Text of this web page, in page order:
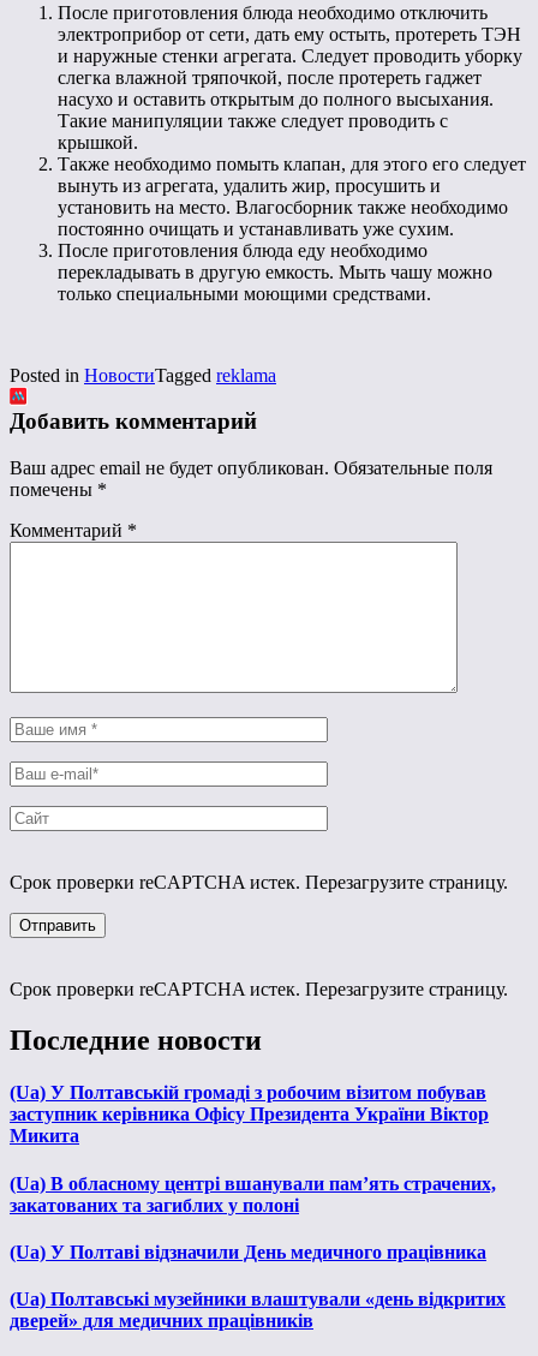
После приготовления блюда необходимо отключить
электроприбор от сети, дать ему остыть, протереть ТЭН
и наружные стенки агрегата. Следует проводить уборку
слегка влажной тряпочкой, после протереть гаджет
насухо и оставить открытым до полного высыхания.
Такие манипуляции также следует проводить с
крышкой.
Также необходимо помыть клапан, для этого его следует
вынуть из агрегата, удалить жир, просушить и
установить на место. Влагосборник также необходимо
постоянно очищать и устанавливать уже сухим.
После приготовления блюда еду необходимо
перекладывать в другую емкость. Мыть чашу можно
только специальными моющими средствами.
Posted in НовостиTagged reklama
Добавить комментарий
Ваш адрес email не будет опубликован. Обязательные поля
помечены *
Комментарий *
Срок проверки reCAPTCHA истек. Перезагрузите страницу.
Срок проверки reCAPTCHA истек. Перезагрузите страницу.
Последние новости
(Ua) У Полтавській громаді з робочим візитом побував
заступник керівника Офісу Президента України Віктор
Микита
(Ua) В обласному центрі вшанували пам’ять страчених,
закатованих та загиблих у полоні
(Ua) У Полтаві відзначили День медичного працівника
(Ua) Полтавські музейники влаштували «день відкритих
дверей» для медичних працівників